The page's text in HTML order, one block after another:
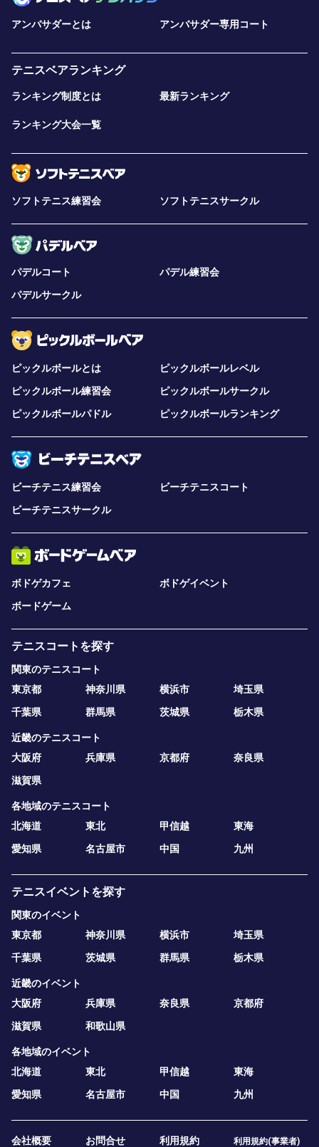
アンバサダーとは アンバサダー専用コート
テニスベアランキング
ランキング制度とは 最新ランキング
ランキング大会一覧
ソフトテニス練習会 ソフトテニスサークル
パデルコート
パデル練習会
パデルサークル
ピックルボールとは
ピックルボールレベル
ピックルボール練習会
ピックルボールサークル
ピックルボールパドル
ピックルボールランキング
ビーチテニス練習会
ビーチテニスコート
ビーチテニスサークル
ボドゲカフェ
ボドゲイベント
ボードゲーム
テニスコートを探す
関東のテニスコート
東京都
神奈川県 横浜市
埼玉県
千葉県
群馬県 茨城県 栃木県
近畿のテニスコート
大阪府
兵庫県 京都府
奈良県
滋賀県
各地域のテニスコート
北海道
東北 甲信越
東海
愛知県
名古屋市 中国 九州
テニスイベントを探す
関東のイベント
東京都
神奈川県 横浜市
埼玉県
千葉県
茨城県 群馬県 栃木県
近畿のイベント
大阪府
兵庫県 奈良県
京都府
滋賀県
和歌山県
各地域のイベント
北海道
東北 甲信越
東海
愛知県
名古屋市 中国 九州
会社概要 お問合せ 利用規約 利用規約(事業者)